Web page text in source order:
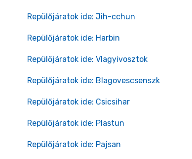
Repülőjáratok ide: Jih-cchun
Repülőjáratok ide: Harbin
Repülőjáratok ide: Vlagyivosztok
Repülőjáratok ide: Blagovescsenszk
Repülőjáratok ide: Csicsihar
Repülőjáratok ide: Plastun
Repülőjáratok ide: Pajsan